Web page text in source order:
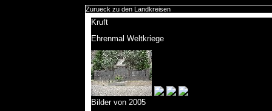
Zurueck zu den Landkreisen
Kruft
Ehrenmal Weltkriege
Bilder von 2005